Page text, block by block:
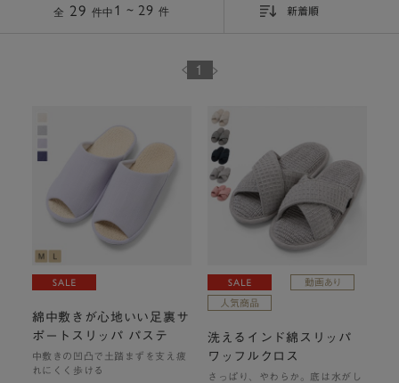
全 29 件中 1 ~ 29 件
1
新着順
綿中敷きが心地いい足裏サ
ポートスリッパ パステ
中敷きの凹凸で土踏まずを支え疲
れにくく歩ける
洗えるインド綿スリッパ
ワッフルクロス
さっぱり、やわらか。底は水がし